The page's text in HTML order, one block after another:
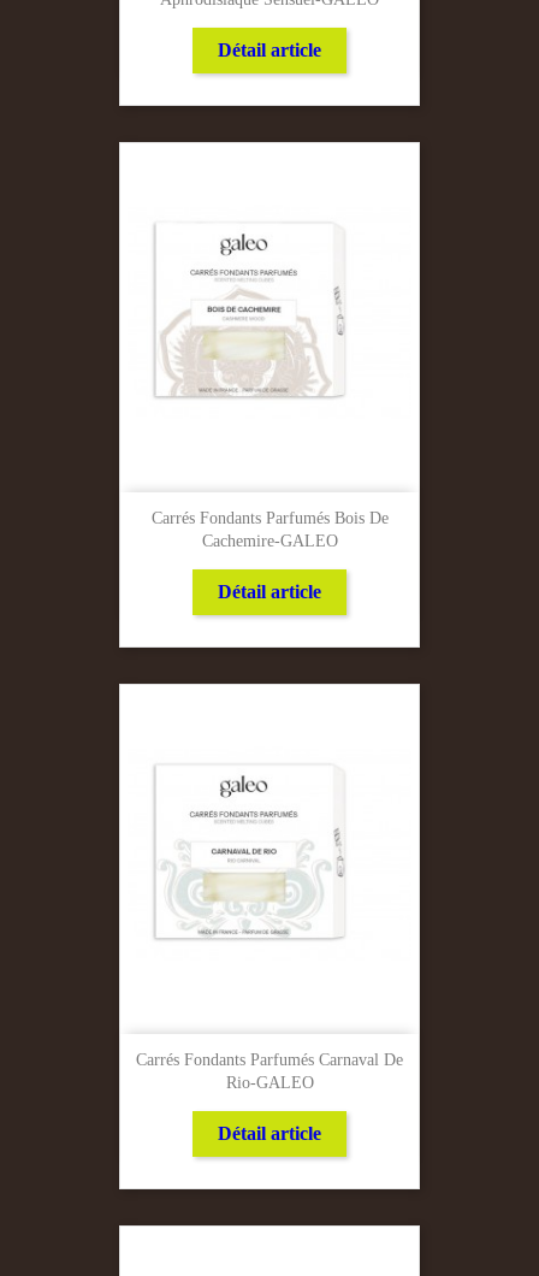
Détail article
Carrés Fondants Parfumés Bois De
Cachemire-GALEO
Détail article
Carrés Fondants Parfumés Carnaval De
Rio-GALEO
Détail article